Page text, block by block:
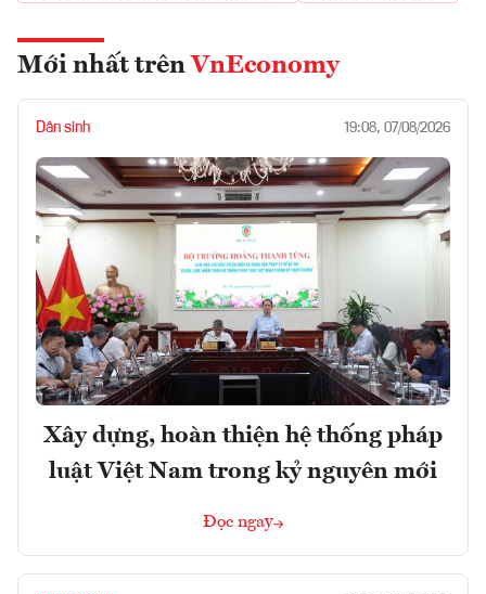
Mới nhất trên VnEconomy
Dân sinh 19:08, 07/08/2026
Xây dựng, hoàn thiện hệ thống pháp
luật Việt Nam trong kỷ nguyên mới
Đọc ngay